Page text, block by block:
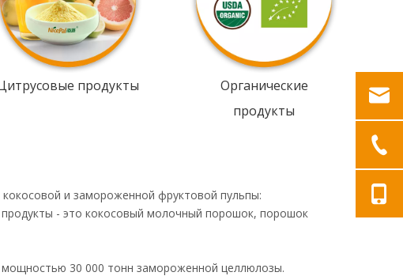
продукты
Органические
продукты
и замороженной фруктовой пульпы:
- это кокосовый молочный порошок, порошок
30 000 тонн замороженной целлюлозы.